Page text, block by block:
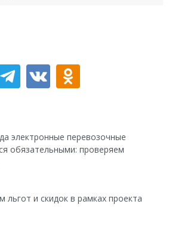
электронные перевозочные
обязательными: проверяем
льгот и скидок в рамках проекта